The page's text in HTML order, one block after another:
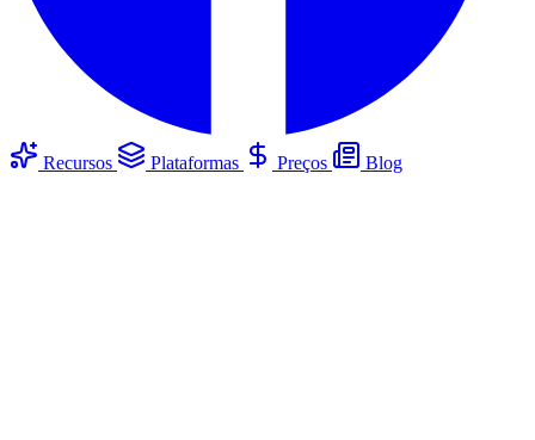
Recursos Plataformas Preços Blog